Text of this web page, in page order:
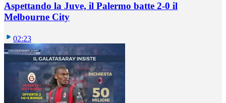
Aspettando la Juve, il Palermo batte 2-0 il
Melbourne City
02:23